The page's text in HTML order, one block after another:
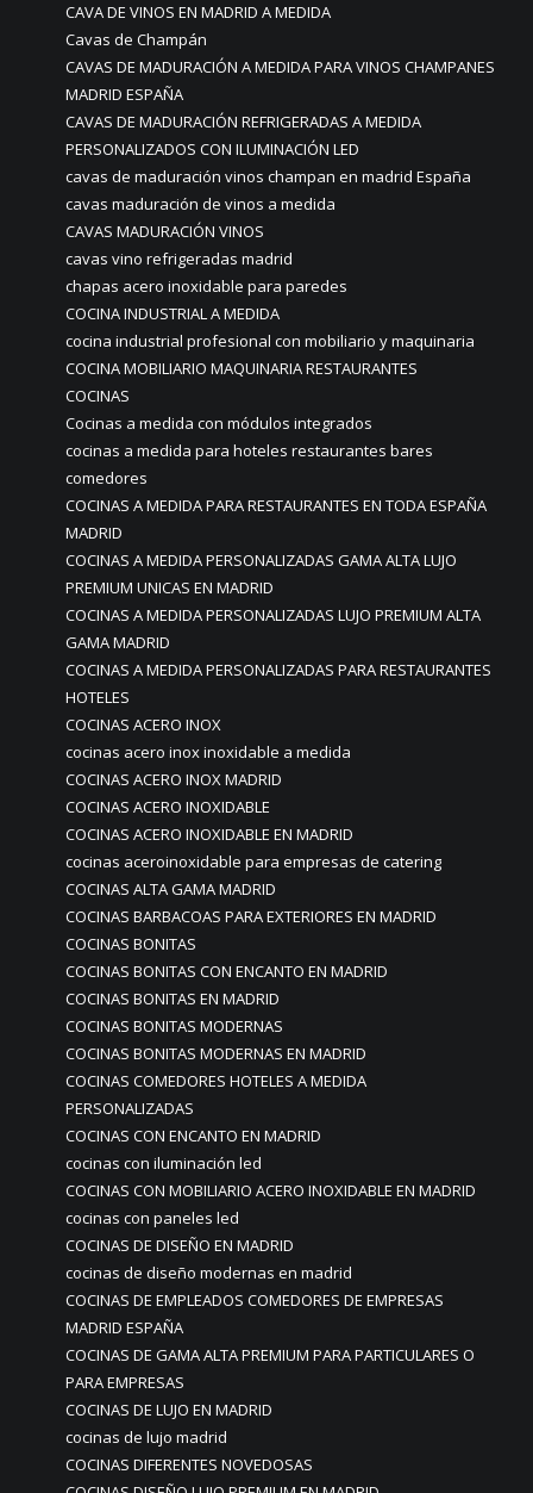
CAVA DE VINOS EN MADRID A MEDIDA
Cavas de Champán
CAVAS DE MADURACIÓN A MEDIDA PARA VINOS CHAMPANES
MADRID ESPAÑA
CAVAS DE MADURACIÓN REFRIGERADAS A MEDIDA
PERSONALIZADOS CON ILUMINACIÓN LED
cavas de maduración vinos champan en madrid España
cavas maduración de vinos a medida
CAVAS MADURACIÓN VINOS
cavas vino refrigeradas madrid
chapas acero inoxidable para paredes
COCINA INDUSTRIAL A MEDIDA
cocina industrial profesional con mobiliario y maquinaria
COCINA MOBILIARIO MAQUINARIA RESTAURANTES
COCINAS
Cocinas a medida con módulos integrados
cocinas a medida para hoteles restaurantes bares
comedores
COCINAS A MEDIDA PARA RESTAURANTES EN TODA ESPAÑA
MADRID
COCINAS A MEDIDA PERSONALIZADAS GAMA ALTA LUJO
PREMIUM UNICAS EN MADRID
COCINAS A MEDIDA PERSONALIZADAS LUJO PREMIUM ALTA
GAMA MADRID
COCINAS A MEDIDA PERSONALIZADAS PARA RESTAURANTES
HOTELES
COCINAS ACERO INOX
cocinas acero inox inoxidable a medida
COCINAS ACERO INOX MADRID
COCINAS ACERO INOXIDABLE
COCINAS ACERO INOXIDABLE EN MADRID
cocinas aceroinoxidable para empresas de catering
COCINAS ALTA GAMA MADRID
COCINAS BARBACOAS PARA EXTERIORES EN MADRID
COCINAS BONITAS
COCINAS BONITAS CON ENCANTO EN MADRID
COCINAS BONITAS EN MADRID
COCINAS BONITAS MODERNAS
COCINAS BONITAS MODERNAS EN MADRID
COCINAS COMEDORES HOTELES A MEDIDA
PERSONALIZADAS
COCINAS CON ENCANTO EN MADRID
cocinas con iluminación led
COCINAS CON MOBILIARIO ACERO INOXIDABLE EN MADRID
cocinas con paneles led
COCINAS DE DISEÑO EN MADRID
cocinas de diseño modernas en madrid
COCINAS DE EMPLEADOS COMEDORES DE EMPRESAS
MADRID ESPAÑA
COCINAS DE GAMA ALTA PREMIUM PARA PARTICULARES O
PARA EMPRESAS
COCINAS DE LUJO EN MADRID
cocinas de lujo madrid
COCINAS DIFERENTES NOVEDOSAS